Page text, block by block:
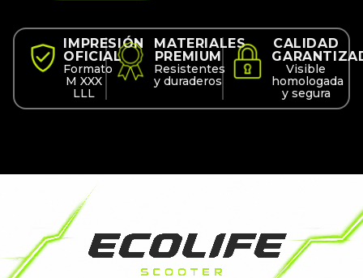
IMPRESIÓN
OFICIAL
Formato
M XXX
LLL
MATERIALES
PREMIUM
Resistentes
y duraderos
CALIDAD
Visible
homologada
y segura